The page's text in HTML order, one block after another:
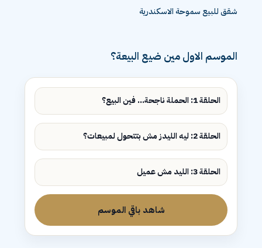
شقق للبيع سموحة الاسكندرية
الموسم الاول مين ضيع البيعة؟
الحلقة 1: الحملة ناجحة... فين البيع؟
الحلقة 2: ليه الليدز مش بتتحول لمبيعات؟
الحلقة 3: الليد مش عميل
شاهد باقي الموسم